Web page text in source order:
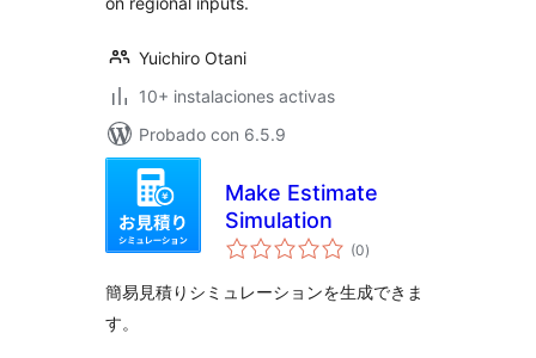
Yuichiro Otani
10+ instalaciones activas
Probado con 6.5.9
Make Estimate
Simulation
(0total
de
)
簡易見積りシミュレーションを生成できま
す。